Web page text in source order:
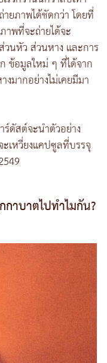
ายภาพได้ชัดกว่า โดยที่
าพที่จะถ่ายได้จะ
วนหัว ส่วนหาง และการ
ข้อมูลใหม่ ๆ ที่ได้จาก
มากอย่างไม่เคยมีมา
ดัสต์จะนำตัวอย่าง
เหวี่ยงแคปซูลที่บรรจุ
าบาตไปทำไมกัน?